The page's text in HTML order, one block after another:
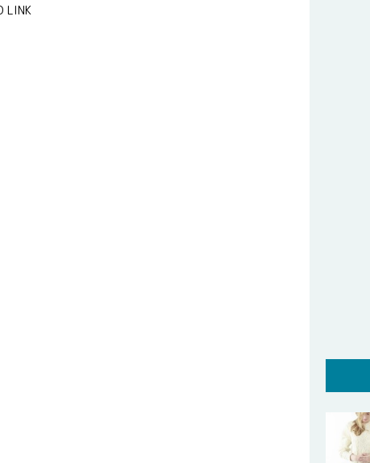
LINK